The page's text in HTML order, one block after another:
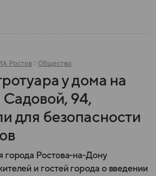
Ростов Общество
у дома на
94,
для безопасности
Ростова‑на‑Дону
и гостей города о введении